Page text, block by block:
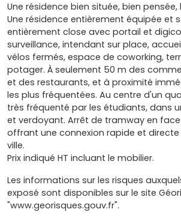
Une résidence bien située, bien
Une résidence entièrement équipée et
entièrement close avec portail et
surveillance, intendant sur place,
vélos fermés, espace de coworking,
potager. À seulement 50 m des
et des restaurants, et à proximité
les plus fréquentées. Au centre d'un
très fréquenté par les étudiants, dans
et verdoyant. Arrêt de tramway en
offrant une connexion rapide et
ville.
Prix indiqué HT incluant le mobilier.
Les informations sur les risques
exposé sont disponibles sur le site
"www.georisques.gouv.fr".